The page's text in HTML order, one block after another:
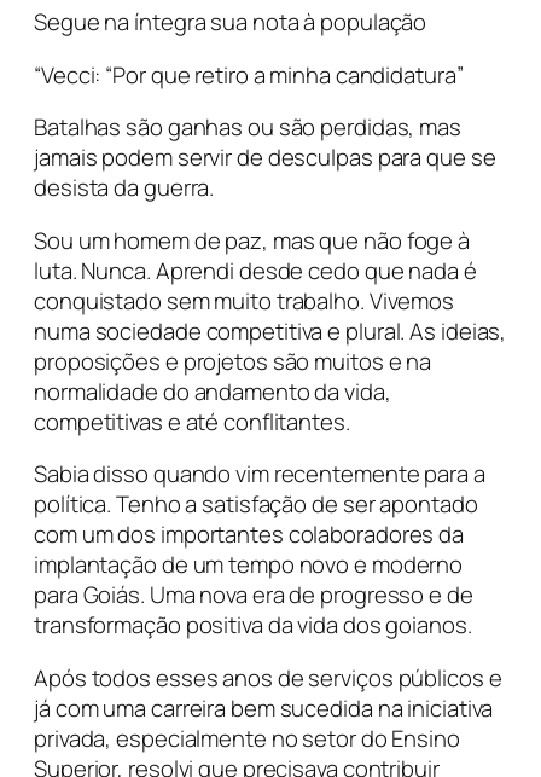
Segue na íntegra sua nota à população
“Vecci: “Por que retiro a minha candidatura”
Batalhas são ganhas ou são perdidas, mas
jamais podem servir de desculpas para que se
desista da guerra.
Sou um homem de paz, mas que não foge à
luta. Nunca. Aprendi desde cedo que nada é
conquistado sem muito trabalho. Vivemos
numa sociedade competitiva e plural. As ideias,
proposições e projetos são muitos e na
normalidade do andamento da vida,
competitivas e até conflitantes.
Sabia disso quando vim recentemente para a
política. Tenho a satisfação de ser apontado
com um dos importantes colaboradores da
implantação de um tempo novo e moderno
para Goiás. Uma nova era de progresso e de
transformação positiva da vida dos goianos.
Após todos esses anos de serviços públicos e
já com uma carreira bem sucedida na iniciativa
privada, especialmente no setor do Ensino
Superior, resolvi que precisava contribuir